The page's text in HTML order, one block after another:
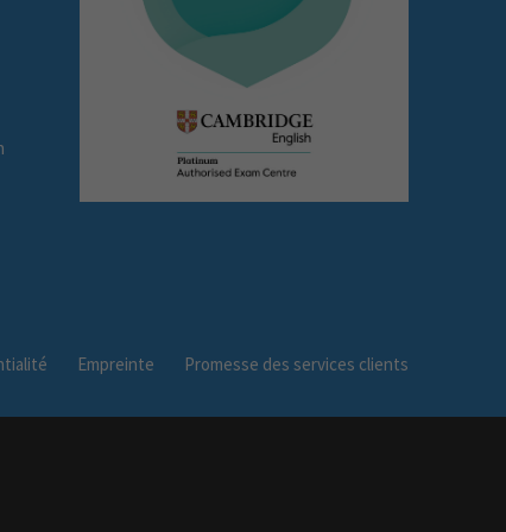
Empreinte Promesse des services clients